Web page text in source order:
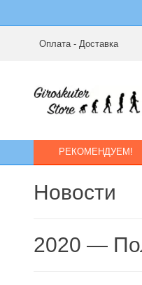
Оплата - Доставка
РЕКОМЕНДУЕМ!
Новости
2020 —